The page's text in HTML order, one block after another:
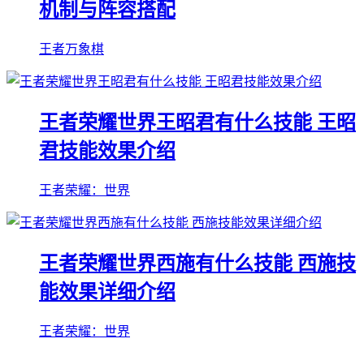
机制与阵容搭配
王者万象棋
王者荣耀世界王昭君有什么技能 王昭
君技能效果介绍
王者荣耀：世界
王者荣耀世界西施有什么技能 西施技
能效果详细介绍
王者荣耀：世界